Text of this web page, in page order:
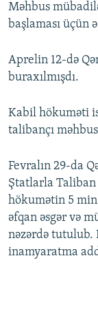
Məhbus
başlaması üçün
Aprelin 12-də
buraxılmışdı.
Kabil hökuməti
talibançı
Fevralın 29-da
Ştatlarla Taliban
hökumətin 5 min
əfqan əsgər və
nəzərdə tutulub.
inamyaratma